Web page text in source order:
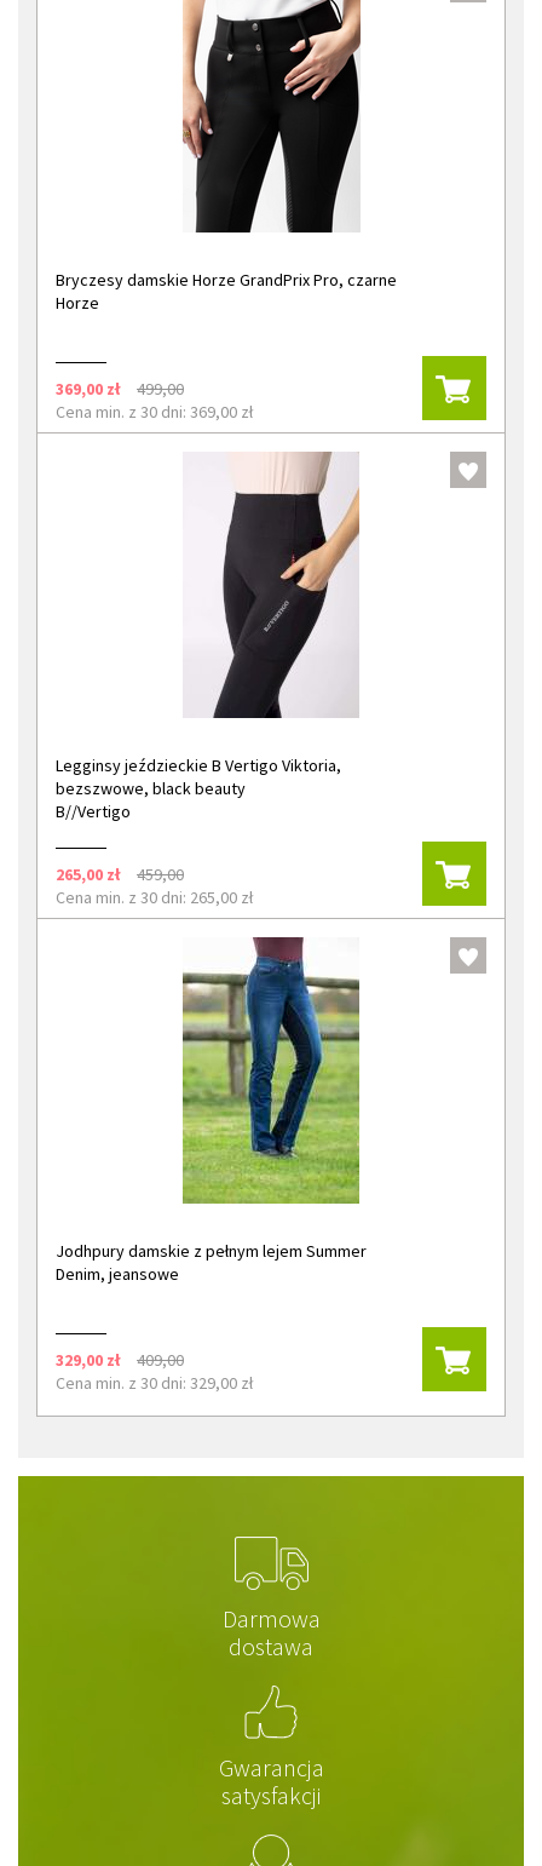
Bryczesy damskie Horze GrandPrix Pro, czarne
Horze
369,00 zł
499,00
Cena min. z 30 dni: 369,00 zł
Legginsy jeździeckie B Vertigo Viktoria,
bezszwowe, black beauty
B//Vertigo
265,00 zł
459,00
Cena min. z 30 dni: 265,00 zł
Jodhpury damskie z pełnym lejem Summer
Denim, jeansowe
329,00 zł
409,00
Cena min. z 30 dni: 329,00 zł
Darmowa
dostawa
Gwarancja
satysfakcji